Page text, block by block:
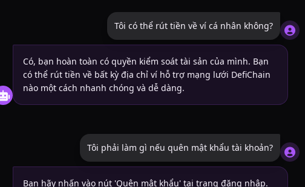
Tôi có thể rút tiền về ví cá nhân không?
Có, bạn hoàn toàn có quyền kiểm soát tài sản của mình. Bạn
có thể rút tiền về bất kỳ địa chỉ ví hỗ trợ mạng lưới DefiChain
nào một cách nhanh chóng và dễ dàng.
Tôi phải làm gì nếu quên mật khẩu tài khoản?
Bạn hãy nhấn vào nút 'Quên mật khẩu' tại trang đăng nhập.